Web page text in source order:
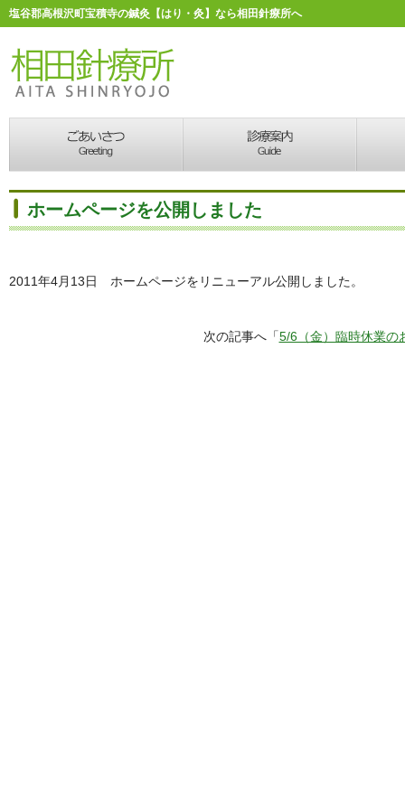
塩谷郡高根沢町宝積寺の鍼灸【はり・灸】なら相田針療所へ
ホームページを公開しました
2011年4月13日 ホームページをリニューアル公開しました。
次の記事へ「5/6（金）臨時休業の